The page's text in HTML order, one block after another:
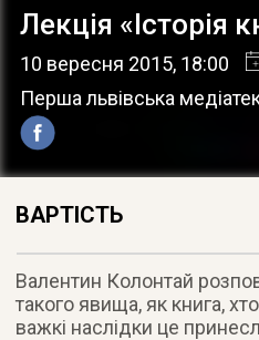
Лекція «Історія
10 вересня 2015, 18:00
Перша львівська
ВАРТІСТЬ
Валентин Колонтай
такого явища, як книга,
важкі наслідки це